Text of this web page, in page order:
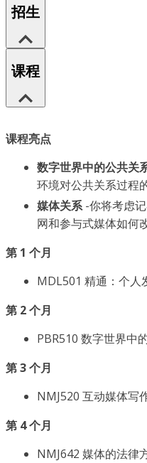
招生
课程
课程亮点
数字世界中的公共关
环境对公共关系过程
媒体关系-你将考虑
网和参与式媒体如何
第 1 个月
MDL501 精通：个人
第 2 个月
PBR510 数字世界中
第 3 个月
NMJ520 互动媒体写
第 4 个月
NMJ642 媒体的法律